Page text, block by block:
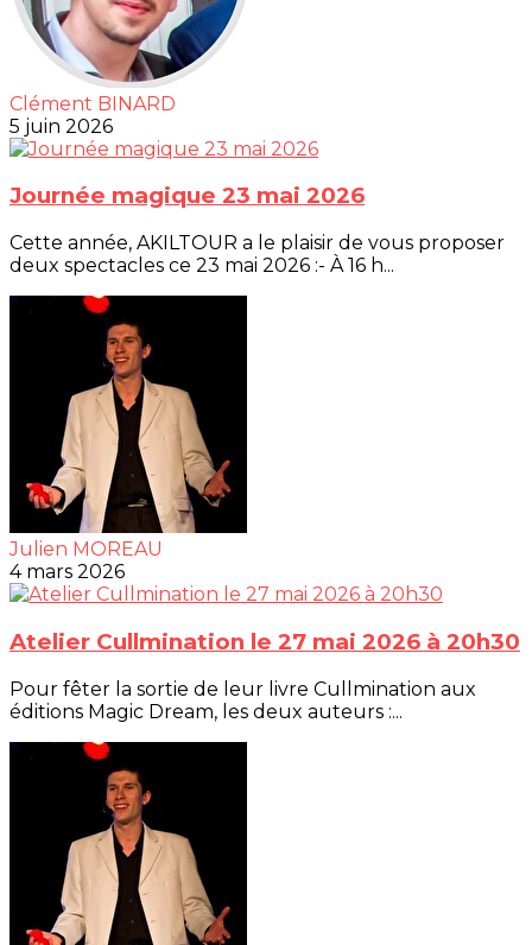
Clément BINARD
5 juin 2026
Journée magique 23 mai 2026
Cette année, AKILTOUR a le plaisir de vous proposer
deux spectacles ce 23 mai 2026 :- À 16 h...
Julien MOREAU
4 mars 2026
Atelier Cullmination le 27 mai 2026 à 20h30
Pour fêter la sortie de leur livre Cullmination aux
éditions Magic Dream, les deux auteurs :...